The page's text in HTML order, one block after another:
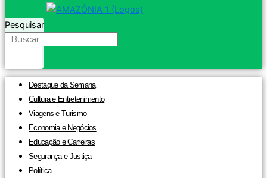
Pesquisar
Destaque da Semana
Cultura e Entretenimento
Viagens e Turismo
Economia e Negócios
Educação e Carreiras
Segurança e Justiça
Política